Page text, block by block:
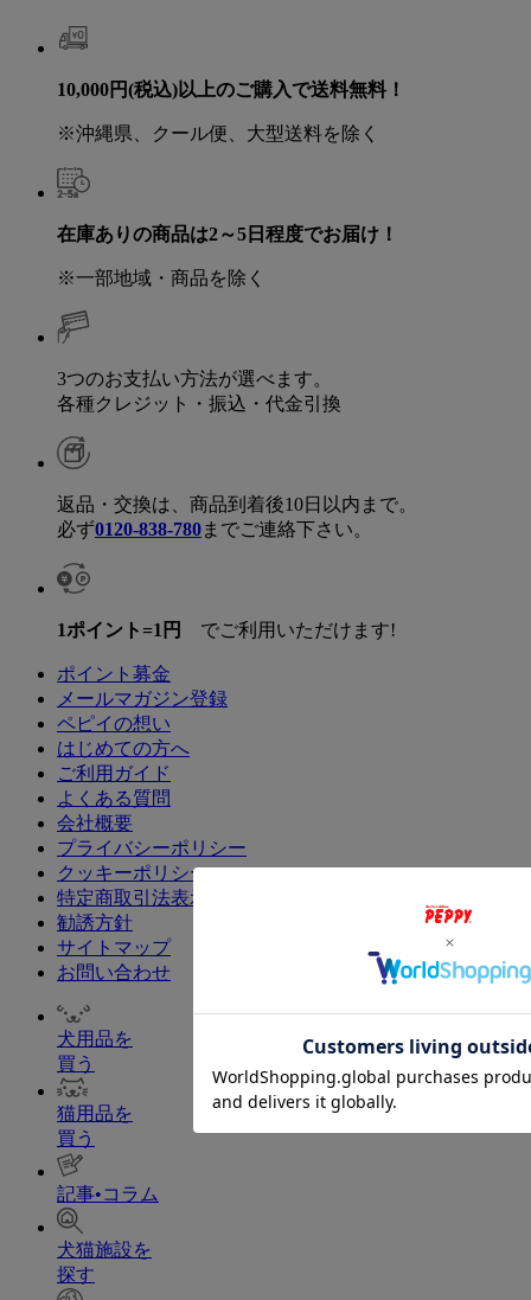
10,000円(税込)以上のご購入で送料無料！
※沖縄県、クール便、大型送料を除く
在庫ありの商品は2～5日程度でお届け！
※一部地域・商品を除く
3つのお支払い方法が選べます。
各種クレジット・振込・代金引換
返品・交換は、商品到着後10日以内まで。
必ず0120-838-780までご連絡下さい。
1ポイント=1円 でご利用いただけます!
ポイント募金
メールマガジン登録
ペピイの想い
はじめての方へ
ご利用ガイド
よくある質問
会社概要
プライバシーポリシー
クッキーポリシー
特定商取引法表示
勧誘方針
サイトマップ
お問い合わせ
犬用品を
買う
猫用品を
買う
記事•コラム
犬猫施設を
探す